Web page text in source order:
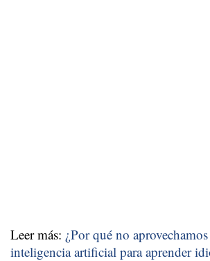
Leer más: ¿Por qué no
inteligencia artificial para aprender